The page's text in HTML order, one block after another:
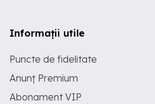
Informații utile
Puncte de fidelitate
Anunț Premium
Abonament VIP